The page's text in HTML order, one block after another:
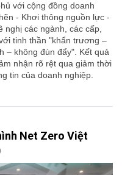
với cộng đồng doanh
- Khơi thông nguồn lực -
các ngành, các cấp,
tinh thần "khẩn trương –
– không đùn đẩy". Kết quả
nhận rõ rệt qua giảm thời
tin của doanh nghiệp.
Net Zero Việt